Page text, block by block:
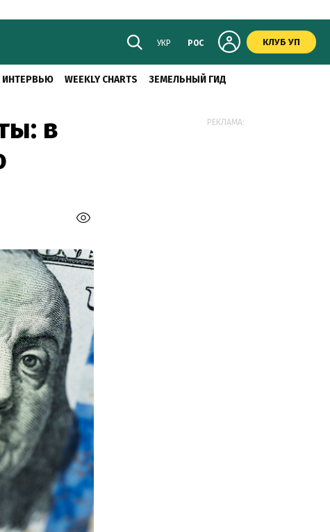
УКР РОС КЛУБ УП
ИНТЕРВЬЮ WEEKLY CHARTS ЗЕМЕЛЬНЫЙ ГИД
в
РЕКЛАМА: